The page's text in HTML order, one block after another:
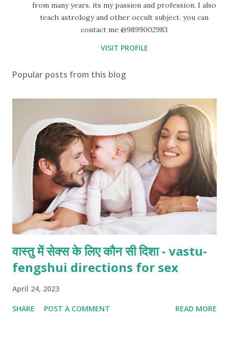
from many years. its my passion and profession. I also
teach astrology and other occult subject. you can
contact me @9899002983
VISIT PROFILE
Popular posts from this blog
वास्तु में सेक्स के लिए कौन सी दिशा - vastu-
fengshui directions for sex
April 24, 2023
SHARE POST A COMMENT READ MORE